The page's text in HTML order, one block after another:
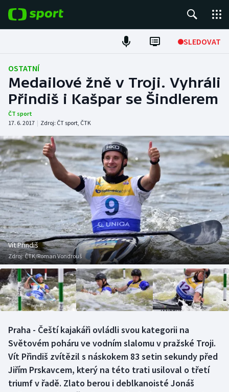
SLEDOVAT
Fotbal
Hokej
Tenis
Atletika
Cyklistika
DALŠÍ SPORTY
Americký fotbal
Baseball a softbal
Basketbal
Biatlon
Boby a skeleton
Box
Curling
Dostihy
NEPŘEHLÉDNĚTE
Soutěže
Historické návraty
Aplikace ČT sport
AZ kvíz
OSTATNÍ
Medailové žně v Troji. Vyhráli
Přindiš i Kašpar se Šindlerem
ČT sport
17. 6. 2017 | Zdroj: ČT sport, ČTK
Vít Přindiš
Zdroj:ČTK/Roman Vondrouš
Praha - Čeští kajakáři ovládli svou kategorii na
Světovém poháru ve vodním slalomu v pražské Troji.
Vít Přindiš zvítězil s náskokem 83 setin sekundy před
Jiřím Prskavcem, který na této trati usiloval o třetí
triumf v řadě. Zlato berou i deblkanoisté Jonáš